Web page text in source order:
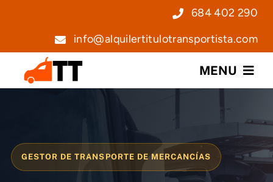
684 402 290
info@alquilertitulotransportista.com
MENU
Servicios
GESTOR DE TRANSPORTE DE MERCANCÍAS